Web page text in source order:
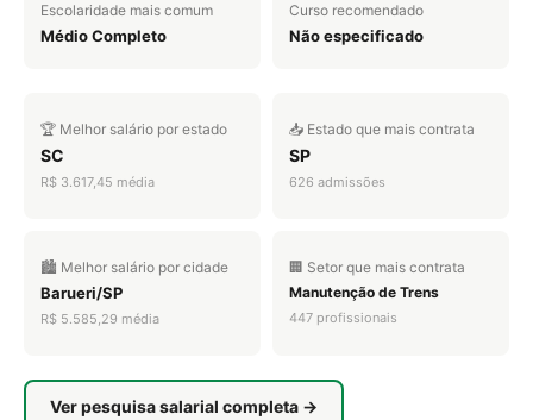
Escolaridade mais comum
Médio Completo
Curso recomendado
Não especificado
🏆 Melhor salário por estado
SC
R$ 3.617,45 média
📥 Estado que mais contrata
SP
626 admissões
🏙️ Melhor salário por cidade
Barueri/SP
R$ 5.585,29 média
🏢 Setor que mais contrata
Manutenção de Trens
447 profissionais
Ver pesquisa salarial completa →